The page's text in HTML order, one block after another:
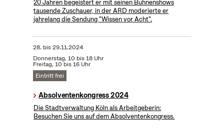
20 Jahren begeistert er mit seinen Bühnenshows
tausende Zuschauer, in der ARD moderierte er
jahrelang die Sendung "Wissen vor Acht".
28. bis29.11.2024
Donnerstag, 10 bis 18 Uhr
Freitag, 10 bis 16 Uhr
Eintritt frei
Absolventenkongress 2024
Die Stadtverwaltung Köln als Arbeitgeberin:
Besuchen Sie uns auf dem Absolventenkongress.